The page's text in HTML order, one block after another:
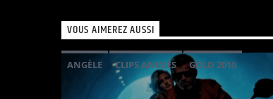
VOUS AIMEREZ AUSSI
ANGÈLE CLIPS ANIMÉS
GOLD 2010
PHOENIX POP ELECTRO